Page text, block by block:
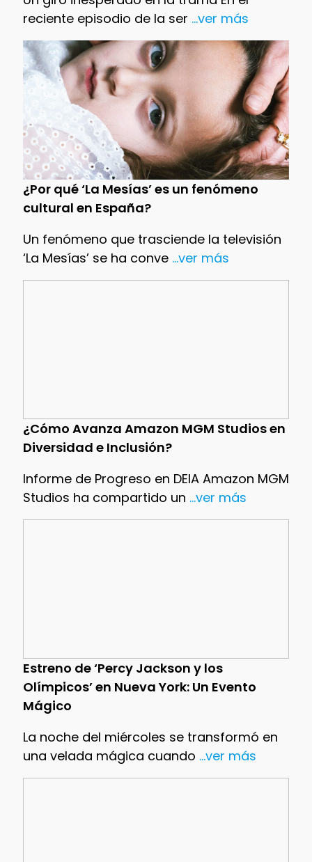
reciente episodio de la ser ...ver más
¿Por qué ‘La Mesías’ es un fenómeno
cultural en España?
Un fenómeno que trasciende la televisión
‘La Mesías’ se ha conve...ver más
¿Cómo Avanza Amazon MGM Studios en
Diversidad e Inclusión?
Informe de Progreso en DEIA Amazon MGM
Studios ha compartido un ...ver más
Estreno de ‘Percy Jackson y los
Olímpicos’ en Nueva York: Un Evento
Mágico
La noche del miércoles se transformó en
una velada mágica cuando ...ver más